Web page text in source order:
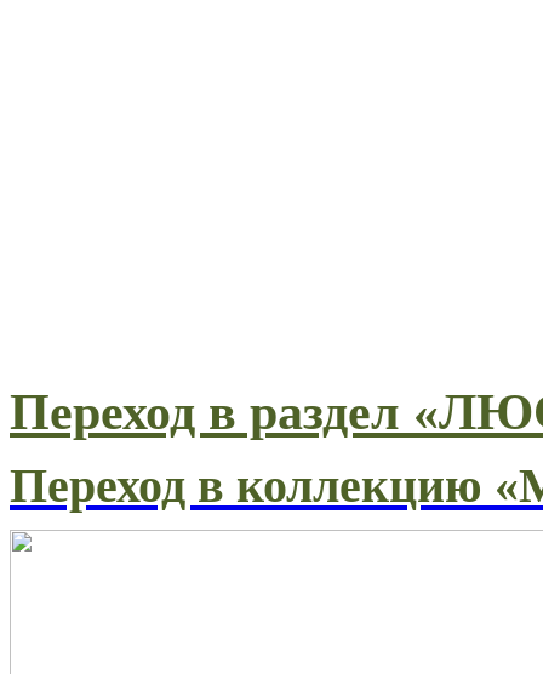
Переход в раздел
Переход в